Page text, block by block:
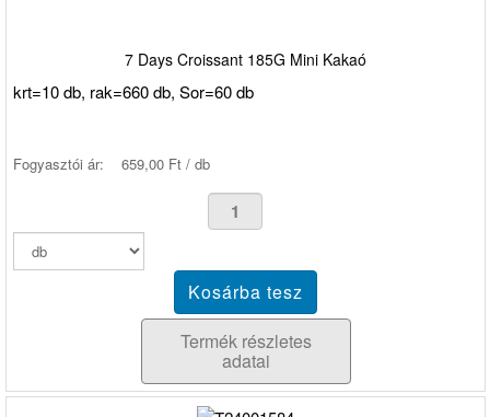
7 Days Croissant 185G Mini Kakaó
krt=10 db, rak=660 db, Sor=60 db
Fogyasztói ár: 659,00 Ft / db
Termék részletes
adatai